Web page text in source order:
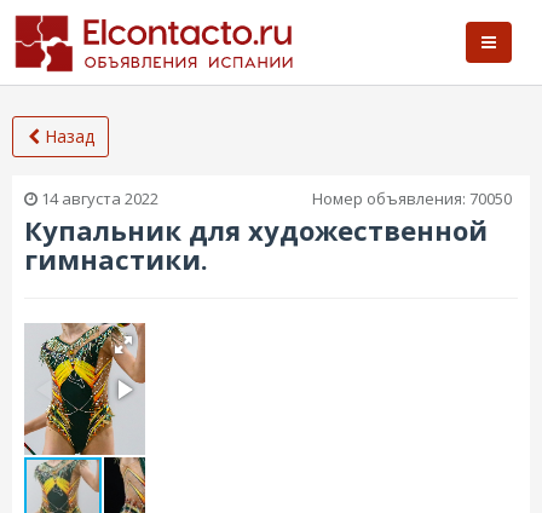
Назад
14 августа 2022 Номер объявления: 70050
Купальник для художественной
гимнастики.